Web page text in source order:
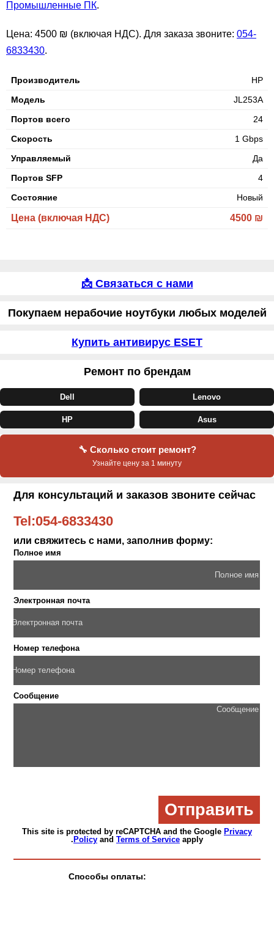
Промышленные ПК.
Цена: 4500 ₪ (включая НДС). Для заказа звоните: 054-
6833430.
Производитель
HP
Модель
JL253A
Портов всего
24
Скорость
1 Gbps
Управляемый
Да
Портов SFP
4
Состояние
Новый
Цена (включая НДС) 4500 ₪
📩 Связаться с нами
Покупаем нерабочие ноутбуки любых моделей
Купить антивирус ESET
Ремонт по брендам
Dell Lenovo
HP Asus
🔧 Сколько стоит ремонт?
Узнайте цену за 1 минуту
Для консультаций и заказов звоните сейчас
Tel:054-6833430
или свяжитесь с нами, заполнив форму:
Полное имя
Электронная почта
Номер телефона
Сообщение
This site is protected by reCAPTCHA and the Google Privacy
Policy and Terms of Service apply.
Способы оплаты: